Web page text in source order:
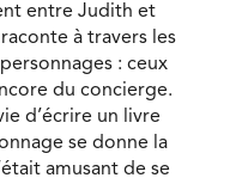
entre Judith et
à travers les
: ceux
du concierge.
d’écrire un livre
se donne la
amusant de se